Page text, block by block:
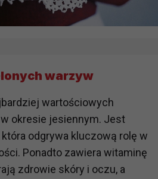
warzyw
wartościowych
okresie jesiennym. Jest
odgrywa kluczową rolę w
Ponadto zawiera witaminę
zdrowie skóry i oczu, a